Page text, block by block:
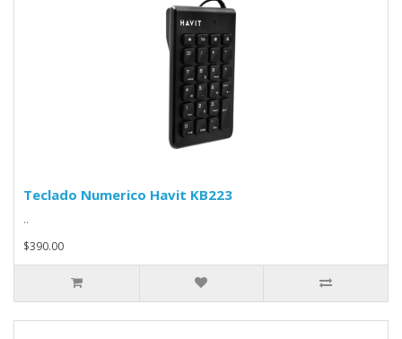
Teclado Numerico Havit KB223
..
$390.00